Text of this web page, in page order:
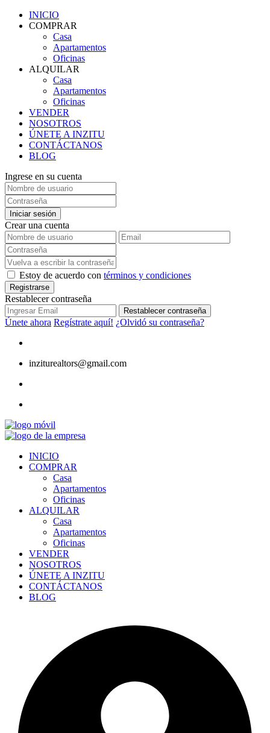
INICIO
COMPRAR
Casa
Apartamentos
Oficinas
ALQUILAR
Casa
Apartamentos
Oficinas
VENDER
NOSOTROS
ÚNETE A INZITU
CONTÁCTANOS
BLOG
Ingrese en su cuenta
Iniciar sesión
Crear una cuenta
Estoy de acuerdo con términos y condiciones
Registrarse
Restablecer contraseña
Restablecer contraseña
Únete ahora Regístrate aquí! ¿Olvidó su contraseña?
inziturealtors@gmail.com
INICIO
COMPRAR
Casa
Apartamentos
Oficinas
ALQUILAR
Casa
Apartamentos
Oficinas
VENDER
NOSOTROS
ÚNETE A INZITU
CONTÁCTANOS
BLOG